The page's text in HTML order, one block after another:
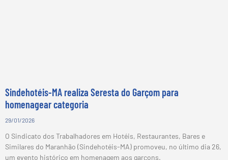
Sindehotéis-MA realiza Seresta do Garçom para
homenagear categoria
29/01/2026
O Sindicato dos Trabalhadores em Hotéis, Restaurantes, Bares e
Similares do Maranhão (Sindehotéis-MA) promoveu, no último dia 26,
um evento histórico em homenagem aos garçons.